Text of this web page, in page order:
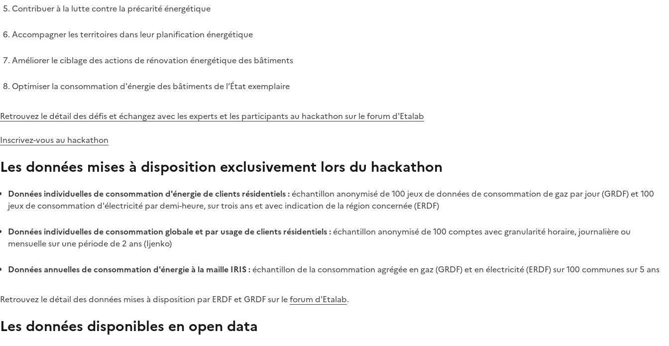
Contribuer à la lutte contre la précarité énergétique
Accompagner les territoires dans leur planification énergétique
Améliorer le ciblage des actions de rénovation énergétique des bâtiments
Optimiser la consommation d'énergie des bâtiments de l’État exemplaire
Retrouvez le détail des défis et échangez avec les experts et les participants au hackathon sur le forum d'Etalab
Inscrivez-vous au hackathon
Les données mises à disposition exclusivement lors du hackathon
Données individuelles de consommation d'énergie de clients résidentiels :échantillon anonymisé de 100 jeux de données de consommation de gaz par jour (GRDF) et 100
jeux de consommation d'électricité par demi-heure, sur trois ans et avec indication de la région concernée (ERDF)
Données individuelles de consommation globale et par usage de clients résidentiels :échantillon anonymisé de 100 comptes avec granularité horaire, journalière ou
mensuelle sur une période de 2 ans (Ijenko)
Données annuelles de consommation d'énergie à la maille IRIS :échantillon de la consommation agrégée en gaz (GRDF) et en électricité (ERDF) sur 100 communes sur 5 ans
Retrouvez le détail des données mises à disposition par ERDF et GRDF sur leforum d'Etalab.
Les données disponibles en open data